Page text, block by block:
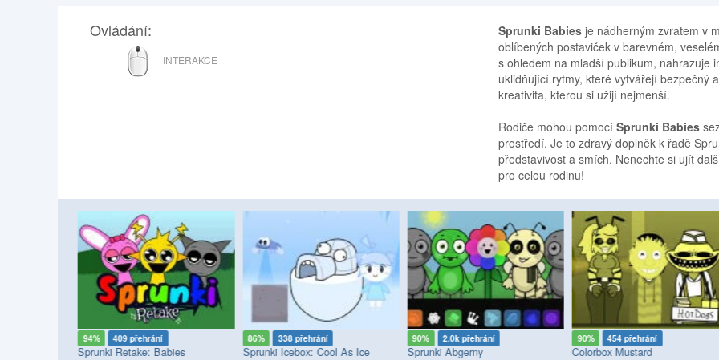
Ovládání:
MYŠ
INTERAKCE
Sprunki Babies je nádherným zvratem v
oblíbených postaviček v barevném,
s ohledem na mladší publikum, nahrazuje
uklidňující rytmy, které vytvářejí bezpečný
kreativita, kterou si užijí nejmenší.
Rodiče mohou pomocíSprunki Babies
prostředí. Je to zdravý doplněk k řadě
představivost a smích. Nenechte si ujít
pro celou rodinu!
94% 409 přehrání
Sprunki Retake: Babies
86% 338 přehrání
Sprunki Icebox: Cool As Ice
90% 2.0k přehrání
Sprunki Abgerny
90% 454 přehrání
Colorbox Mustard